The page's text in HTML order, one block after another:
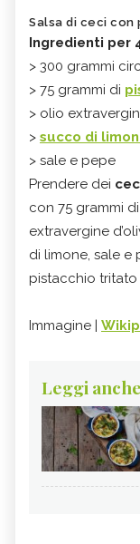
Salsa di ceci con
Ingredienti per
> 300 grammi
> 75 grammi di
> olio
> succo di
> sale e pepe
Prendere dei
con 75 grammi di
extravergine
di limone, sale
pistacchio tritato
Immagine |
Leggi anche